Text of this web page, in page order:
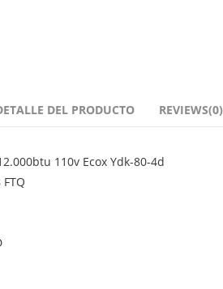
DEL PRODUCTO REVIEWS(0)
110v Ecox Ydk-80-4d